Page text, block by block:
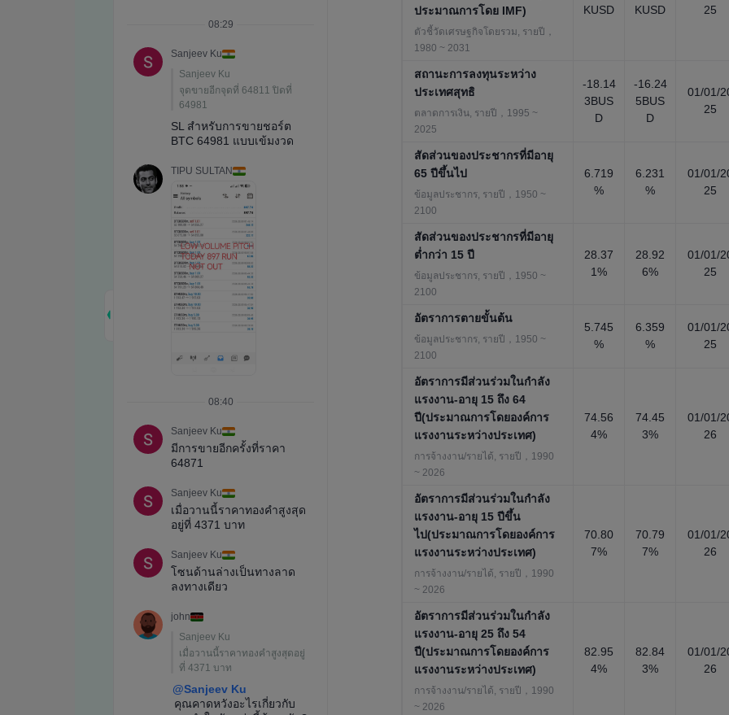
ประมาณการโดย IMF)
ตัวชี้วัดเศรษฐกิจโดยรวม, รายปี，
1980 ~ 2031
KUSD
KUSD
25
สถานะการลงทุนระหว่าง
ประเทศสุทธิ
ตลาดการเงิน, รายปี，1995 ~
2025
-18.14
3BUS
D
-16.24
5BUS
D
01/01/
25
สัดส่วนของประชากรที่มีอายุ
65 ปีขึ้นไป
ข้อมูลประชากร, รายปี，1950 ~
2100
6.719
%
6.231
%
01/01/
25
สัดส่วนของประชากรที่มีอายุ
ต่ำกว่า 15 ปี
ข้อมูลประชากร, รายปี，1950 ~
2100
28.37
1%
28.92
6%
01/01/
25
อัตราการตายขั้นต้น
ข้อมูลประชากร, รายปี，1950 ~
2100
5.745
%
6.359
%
01/01/
25
อัตราการมีส่วนร่วมในกำลัง
แรงงาน-อายุ 15 ถึง 64
ปี(ประมาณการโดยองค์การ
แรงงานระหว่างประเทศ)
การจ้างงาน/รายได้, รายปี，1990
~ 2026
74.56
4%
74.45
3%
01/01/
26
อัตราการมีส่วนร่วมในกำลัง
แรงงาน-อายุ 15 ปีขึ้น
ไป(ประมาณการโดยองค์การ
แรงงานระหว่างประเทศ)
การจ้างงาน/รายได้, รายปี，1990
~ 2026
70.80
7%
70.79
7%
01/01/
26
อัตราการมีส่วนร่วมในกำลัง
แรงงาน-อายุ 25 ถึง 54
ปี(ประมาณการโดยองค์การ
แรงงานระหว่างประเทศ)
การจ้างงาน/รายได้, รายปี，1990
~ 2026
82.95
4%
82.84
3%
01/01/
26